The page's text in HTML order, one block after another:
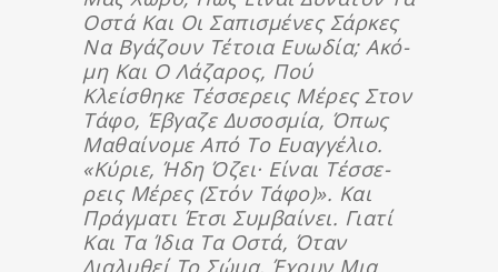
Οστά Και Οι Σαπισμένες Σάρκες
Να Βγάζουν Τέτοια Ευωδία; Ακό­
Μη Και Ο Λά­ζα­ρος, Πού
Κλείσθηκε Τέσσερεις Μέρες Στον
Τάφο, Έβ­γα­ζε Δυσοσμία, Όπως
Μαθαίνομε Από Το Ευαγγέλιο.
«Κύριε, Ήδη Όζει· Είναι Τέσ­σε­
Ρεις Μέρες (στόν Τάφο)». Και
Πράγματι Έτσι Συμβαίνει. Γιατί
Και Τα Ίδια Τα Οστά, Όταν
Διαλυθεί Το Σώμα, Έχουν Μια